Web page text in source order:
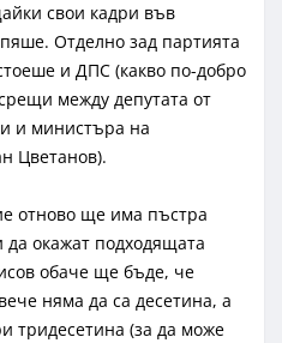
свои кадри във
Отделно зад партията
и ДПС (какво по-добро
между депутата от
и министъра на
Цветанов).
отново ще има пъстра
да окажат подходящата
обаче ще бъде, че
няма да са десетина, а
тридесетина (за да може